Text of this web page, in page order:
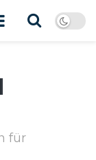
für